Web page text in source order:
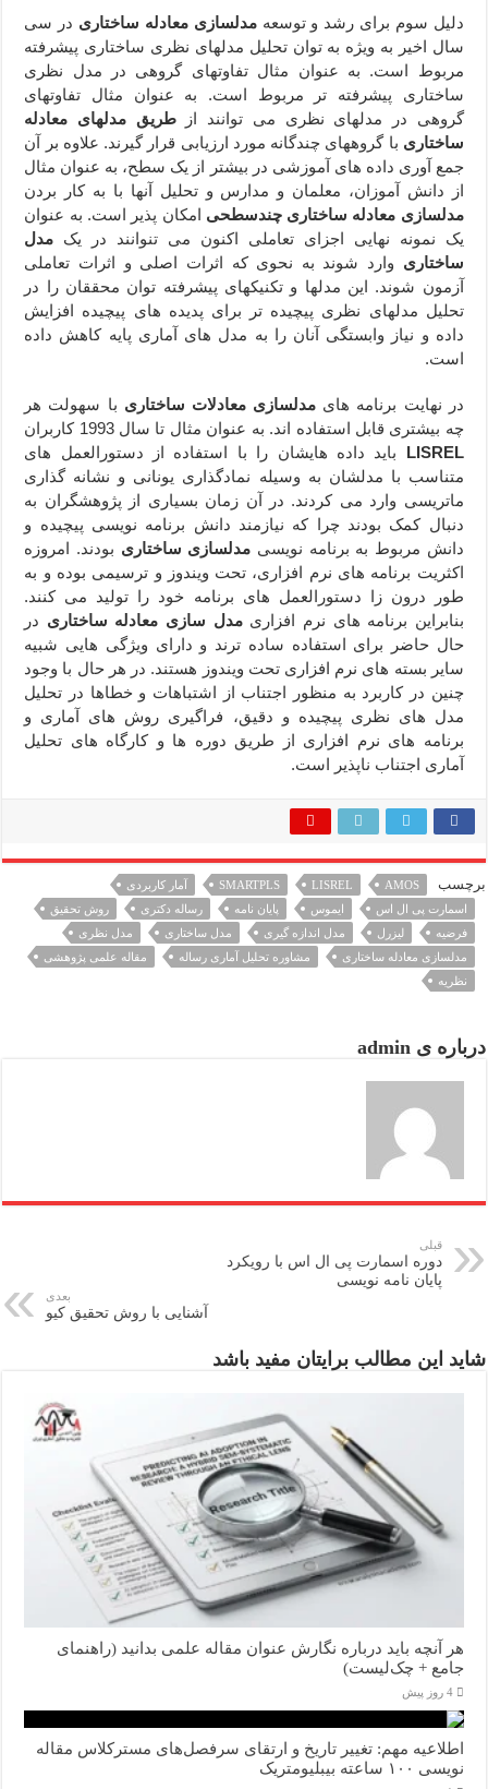
دلیل سوم برای رشد و توسعهمدلسازی معادله ساختاری در سی
سال اخیر به ویژه به توان تحلیل مدلهای نظری ساختاری پیشرفته
مربوط است. به عنوان مثال تفاوتهای گروهی در مدل نظری
ساختاری پیشرفته تر مربوط است. به عنوان مثال تفاوتهای
گروهی در مدلهای نظری می توانند ازطریق مدلهای معادله
ساختاری با گروههای چندگانه مورد ارزیابی قرار گیرند. علاوه بر آن
جمع آوری داده های آموزشی در بیشتر از یک سطح، به عنوان مثال
از دانش آموزان، معلمان و مدارس و تحلیل آنها با به کار بردن
مدلسازی معادله ساختاری چندسطحی امکان پذیر است. به عنوان
یک نمونه نهایی اجزای تعاملی اکنون می تنوانند در یک مدل
ساختاری وارد شوند به نحوی که اثرات اصلی و اثرات تعاملی
آزمون شوند. این مدلها و تکنیکهای پیشرفته توان محققان را در
تحلیل مدلهای نظری پیچیده تر برای پدیده های پیچیده افزایش
داده و نیاز وابستگی آنان را به مدل های آماری پایه کاهش داده
است.
در نهایت برنامه های مدلسازی معادلات ساختاری با سهولت هر
چه بیشتری قابل استفاده اند. به عنوان مثال تا سال 1993 کاربران
LISREL باید داده هایشان را با استفاده از دستورالعمل های
متناسب با مدلشان به وسیله نمادگذاری یونانی و نشانه گذاری
ماتریسی وارد می کردند. در آن زمان بسیاری از پژوهشگران به
دنبال کمک بودند چرا که نیازمند دانش برنامه نویسی پیچیده و
دانش مربوط به برنامه نویسی مدلسازی ساختاری بودند. امروزه
اکثریت برنامه های نرم افزاری، تحت ویندوز و ترسیمی بوده و به
طور درون زا دستورالعمل های برنامه خود را تولید می کنند.
بنابراین برنامه های نرم افزاریمدل سازی معادله ساختاری در
حال حاضر برای استفاده ساده ترند و دارای ویژگی هایی شبیه
سایر بسته های نرم افزاری تحت ویندوز هستند. در هر حال با وجود
چنین در کاربرد به منظور اجتناب از اشتباهات و خطاها در تحلیل
مدل های نظری پیچیده و دقیق، فراگیری روش های آماری و
برنامه های نرم افزاری از طریق دوره ها و کارگاه های تحلیل
آماری اجتناب ناپذیر است.
برچسب AMOS
LISREL
SMARTPLS
آمار کاربردی
اسمارت پی ال اس
ایموس پایان نامه رساله دکتری
روش تحقیق
فرضیه
لیزرل مدل اندازه گیری مدل ساختاری
مدل نظری
مدلسازی معادله ساختاری
مشاوره تحلیل آماری رساله
مقاله علمی پژوهشی
نظریه
درباره ی admin
قبلی
دوره اسمارت پی ال اس با رویکرد
پایان نامه نویسی
بعدی
آشنایی با روش تحقیق کیو
شاید این مطالب برایتان مفید باشد
هر آنچه باید درباره نگارش عنوان مقاله علمی بدانید (راهنمای
جامع + چک‌لیست)
4 روز پیش
اطلاعیه مهم: تغییر تاریخ و ارتقای سرفصل‌های مسترکلاس مقاله
نویسی ۱۰۰ ساعته بیبلیومتریک